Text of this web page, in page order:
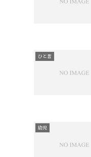
ひと言
幼児